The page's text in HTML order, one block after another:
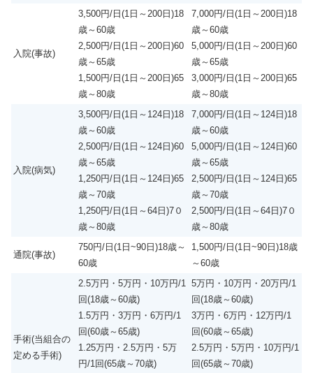
入院(事故)
3,500円/日(1日～200日)18
歳～60歳
2,500円/日(1日～200日)60
歳～65歳
1,500円/日(1日～200日)65
歳～80歳
7,000円/日(1日～200日)18
歳～60歳
5,000円/日(1日～200日)60
歳～65歳
3,000円/日(1日～200日)65
歳～80歳
入院(病気)
3,500円/日(1日～124日)18
歳～60歳
2,500円/日(1日～124日)60
歳～65歳
1,250円/日(1日～124日)65
歳～70歳
1,250円/日(1日～64日)7０
歳～80歳
7,000円/日(1日～124日)18
歳～60歳
5,000円/日(1日～124日)60
歳～65歳
2,500円/日(1日～124日)65
歳～70歳
2,500円/日(1日～64日)7０
歳～80歳
通院(事故)
750円/日(1日~90日)18歳～
60歳
1,500円/日(1日~90日)18歳
～60歳
手術(当組合の
定める手術)
2.5万円・5万円・10万円/1
回(18歳～60歳)
1.5万円・3万円・6万円/1
回(60歳～65歳)
1.25万円・2.5万円・5万
円/1回(65歳～70歳)
5万円・10万円・20万円/1
回(18歳～60歳)
3万円・6万円・12万円/1
回(60歳～65歳)
2.5万円・5万円・10万円/1
回(65歳～70歳)